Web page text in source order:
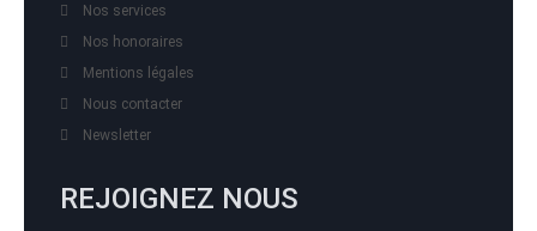
Nos services
Nos honoraires
Mentions légales
Nous contacter
Newsletter
REJOIGNEZ NOUS